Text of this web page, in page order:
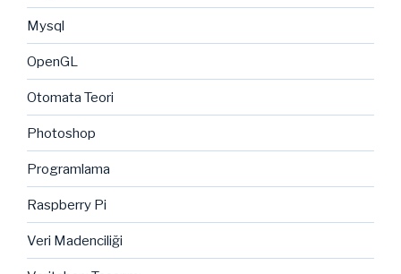
Mysql
OpenGL
Otomata Teori
Photoshop
Programlama
Raspberry Pi
Veri Madenciliği